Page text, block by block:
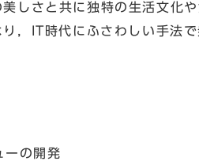
しさと共に独特の生活文化
，IT時代にふさわしい手法
ーの開発